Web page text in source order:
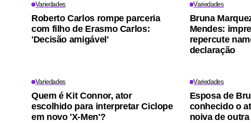
Variedades
Roberto Carlos rompe parceria
com filho de Erasmo Carlos:
'Decisão amigável'
Variedades
Bruna
Mendes:
repercute
declaração
Variedades
Quem é Kit Connor, ator
escolhido para interpretar Ciclope
em novo 'X-Men'?
Variedades
Esposa de
conhecido o
noiva de